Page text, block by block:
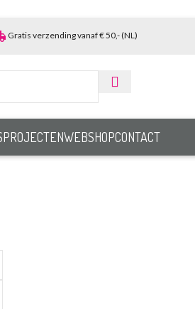
Gratis verzending vanaf € 50,- (NL)
PROJECTENWEBSHOPCONTACT